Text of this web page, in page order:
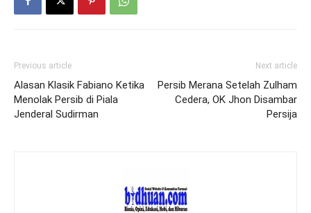
Previous article
Alasan Klasik Fabiano Ketika
Menolak Persib di Piala
Jenderal Sudirman
Next article
Persib Merana Setelah Zulham
Cedera, OK Jhon Disambar
Persija